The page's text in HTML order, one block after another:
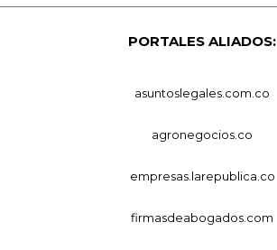
PORTALES ALIADOS:
asuntoslegales.com.co
agronegocios.co
empresas.larepublica.co
firmasdeabogados.com